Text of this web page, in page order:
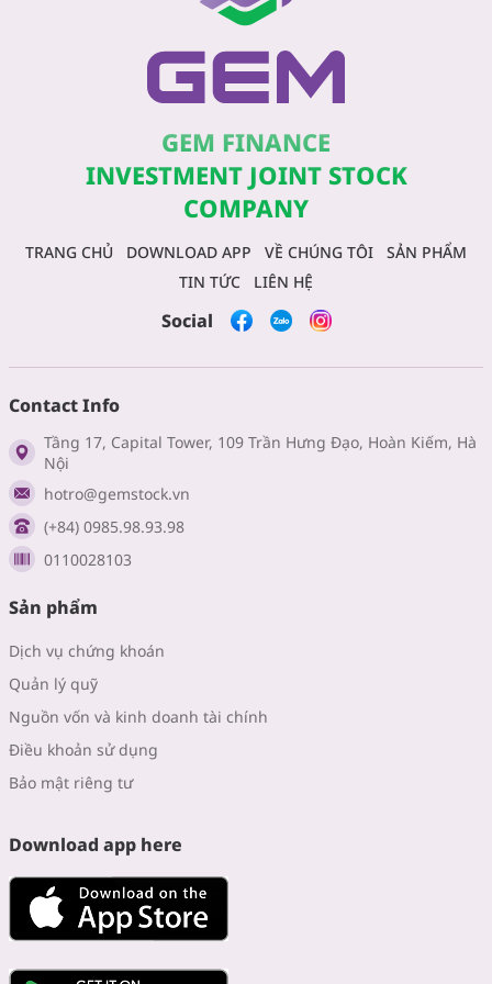
GEM FINANCE
INVESTMENT JOINT STOCK
COMPANY
TRANG CHỦ DOWNLOAD APP VỀ CHÚNG TÔI
SẢN PHẨM
TIN TỨC
LIÊN HỆ
Social
Contact Info
Tầng 17, Capital Tower, 109 Trần Hưng Đạo, Hoàn Kiếm, Hà
Nội
hotro@gemstock.vn
(+84) 0985.98.93.98
0110028103
Sản phẩm
Dịch vụ chứng khoán
Quản lý quỹ
Nguồn vốn và kinh doanh tài chính
Điều khoản sử dụng
Bảo mật riêng tư
Download app here